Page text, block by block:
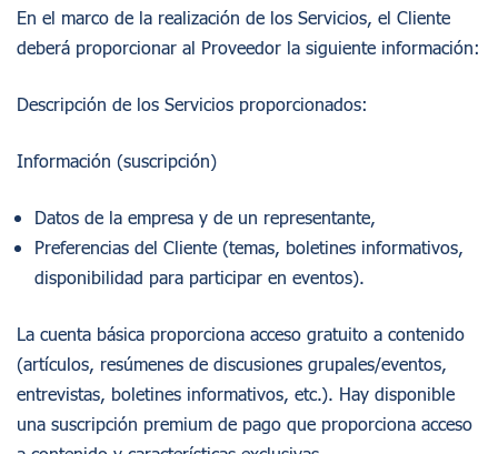
En el marco de la realización de los Servicios, el Cliente
deberá proporcionar al Proveedor la siguiente información:
Descripción de los Servicios proporcionados:
Información (suscripción)
Datos de la empresa y de un representante,
Preferencias del Cliente (temas, boletines informativos,
disponibilidad para participar en eventos).
La cuenta básica proporciona acceso gratuito a contenido
(artículos, resúmenes de discusiones grupales/eventos,
entrevistas, boletines informativos, etc.). Hay disponible
una suscripción premium de pago que proporciona acceso